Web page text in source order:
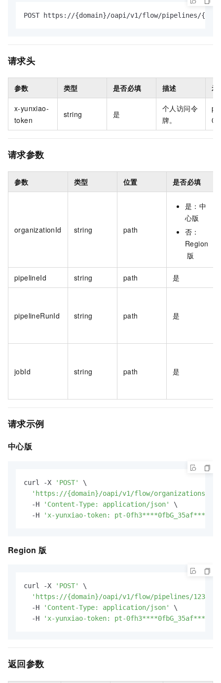
POST https://{domain}/oapi/v1/flow/pipelines/
请求头
参数 类型 是否必填 描述 示
x-yunxiao-
token
string 是
个人访问令
牌。
pt-
请求参数
参数 类型 位置 是否必填
organizationId string path
是：中
心版
否：
Region
版
pipelineId string path 是
pipelineRunId string path 是
jobId string path 是
请求示例
中心版
curl -X 'POST'
\
'https://{domain}/oapi/v1/flow/organizations/
  -H
'Content-Type: application/json'
\
  -H
'x-yunxiao-token: pt-
Region 版
curl -X 'POST'
\
'https://{domain}/oapi/v1/flow/pipelines/123/
  -H
'Content-Type: application/json'
\
  -H
'x-yunxiao-token: pt-
返回参数